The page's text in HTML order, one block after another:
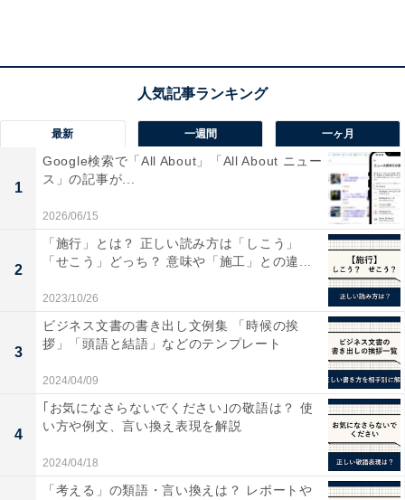
第1位：東京都（69社）
1位は、「東京都」でした。YKK APやミサワホーム、住
友林業、三菱商事建材など、大手建築メーカー・建材メ
ーカーが集中しており、2位の大阪府とは3倍近い差があ
ります。
最新 一週間 一ヶ月
1
Google検索で「All About」「All About ニュー
ス」の記事が...
2026/06/15
2
「施行」とは？ 正しい読み方は「しこう」
「せこう」どっち？ 意味や「施工」との違...
2023/10/26
3
ビジネス文書の書き出し文例集 「時候の挨
拶」「頭語と結語」などのテンプレート
2024/04/09
4
｢お気になさらないでください｣の敬語は？ 使
い方や例文、言い換え表現を解説
2024/04/18
「考える」の類語・言い換えは？ レポートや